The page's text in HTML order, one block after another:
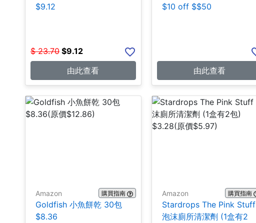
$9.12
$ 23.70 $9.12
由此查看
$10 off $$50
由此查看
Amazon 購買指南
Goldfish 小魚餅乾 30包
$8.36
Amazon 購買指南
Stardrops The Pink Stuff
泡沫廁所清潔劑 (1盒有2